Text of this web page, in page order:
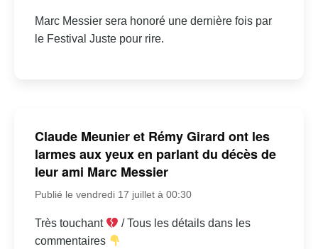
Marc Messier sera honoré une dernière fois par
le Festival Juste pour rire.
Claude Meunier et Rémy Girard ont les
larmes aux yeux en parlant du décès de
leur ami Marc Messier
Publié le vendredi 17 juillet à 00:30
Très touchant
/ Tous les détails dans les
commentaires